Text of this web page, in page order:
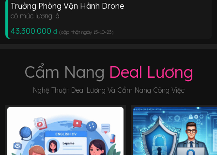
Trưởng Phòng Vận Hành Drone
có mức lương là
43.300.000 đ (cập nhật ngày 15-10-23)
Cẩm Nang Deal Lương
Nghệ Thuật Deal Lương Và Cẩm Nang Công Việc